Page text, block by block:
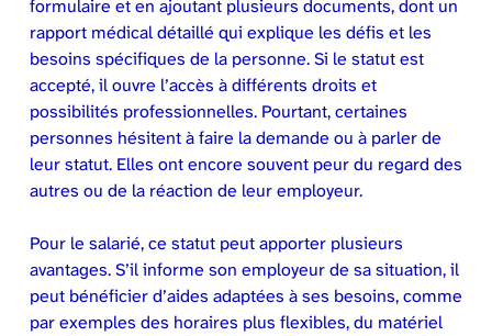
formulaire et en ajoutant plusieurs documents, dont un
rapport médical détaillé qui explique les défis et les
besoins spécifiques de la personne. Si le statut est
accepté, il ouvre l’accès à différents droits et
possibilités professionnelles. Pourtant, certaines
personnes hésitent à faire la demande ou à parler de
leur statut. Elles ont encore souvent peur du regard des
autres ou de la réaction de leur employeur.
Pour le salarié, ce statut peut apporter plusieurs
avantages. S’il informe son employeur de sa situation, il
peut bénéficier d’aides adaptées à ses besoins, comme
par exemples des horaires plus flexibles, du matériel